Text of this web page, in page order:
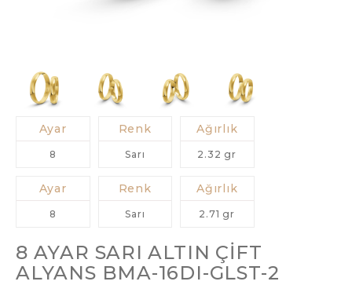
Ayar
8
Renk
Sarı
Ağırlık
2.32 gr
Ayar
8
Renk
Sarı
Ağırlık
2.71 gr
8 AYAR SARI ALTIN ÇIFT
ALYANS BMA-16DI-GLST-2